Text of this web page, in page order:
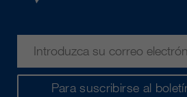
Para suscribirse al